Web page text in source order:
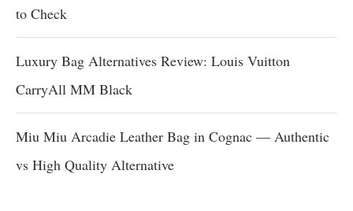
to Check
Luxury Bag Alternatives Review: Louis Vuitton
CarryAll MM Black
Miu Miu Arcadie Leather Bag in Cognac — Authentic
vs High Quality Alternative